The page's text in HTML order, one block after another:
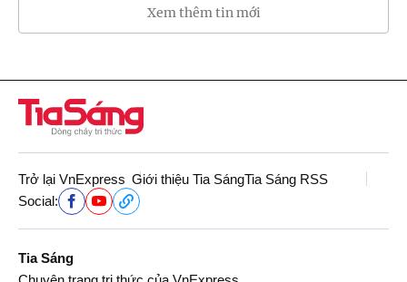
Xem thêm tin mới
Trở lại VnExpress Giới thiệu Tia SángTia Sáng RSS
Social:
Tia Sáng